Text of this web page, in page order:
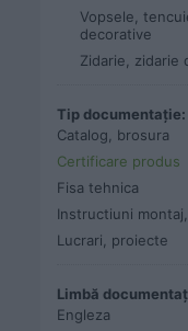
Vopsele,
decorative
Zidarie, zidarie
Tip documentație:
Catalog, brosura
Certificare produs
Fisa tehnica
Instructiuni
Lucrari, proiecte
Limbă
Engleza